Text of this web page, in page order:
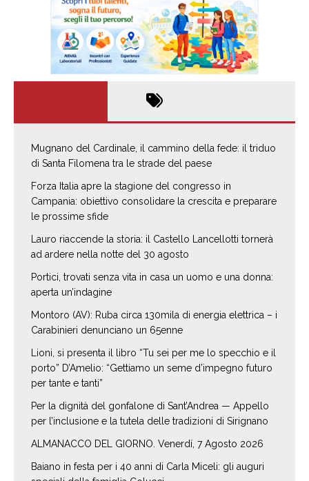
Mugnano del Cardinale, il cammino della fede: il triduo
di Santa Filomena tra le strade del paese
Forza Italia apre la stagione del congresso in
Campania: obiettivo consolidare la crescita e preparare
le prossime sfide
Lauro riaccende la storia: il Castello Lancellotti tornerà
ad ardere nella notte del 30 agosto
Portici, trovati senza vita in casa un uomo e una donna:
aperta un’indagine
Montoro (AV): Ruba circa 130mila di energia elettrica – i
Carabinieri denunciano un 65enne
Lioni, si presenta il libro “Tu sei per me lo specchio e il
porto” D’Amelio: “Gettiamo un seme d’impegno futuro
per tante e tanti”
Per la dignità del gonfalone di Sant’Andrea — Appello
per l’inclusione e la tutela delle tradizioni di Sirignano
ALMANACCO DEL GIORNO. Venerdí, 7 Agosto 2026
Baiano in festa per i 40 anni di Carla Miceli: gli auguri